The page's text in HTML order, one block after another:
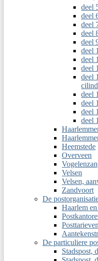
deel
deel
deel
deel
deel
deel
deel
deel
deel
deel
deel
deel
deel
Heemstede
Overveen
Velsen
Velsen,
Zandvoort
De
Haarlem
De particuliere
Stadspost,